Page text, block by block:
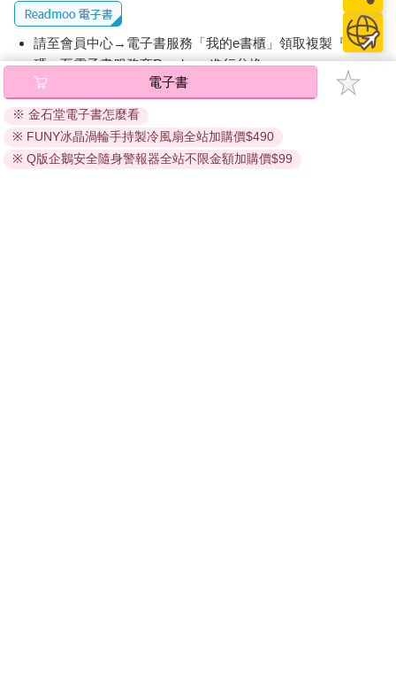
請至會員中心→電子書服務「我的e書櫃」領取複製『兌換
碼』至電子書服務商Readmoo進行兌換。
退換貨須知：
因版權保護，您在金石堂所購買的電子書僅能以金石堂專屬
的閱讀軟體開啟閱讀，無法以其他閱讀器或直接下載檔案。
依據「消費者保護法」第19條及行政院消費者保護處公告之
電子書
※ 金石堂電子書怎麼看
※ FUNY冰晶渦輪手持製冷風扇全站加購價$490
※ Q版企鵝安全隨身警報器全站不限金額加購價$99